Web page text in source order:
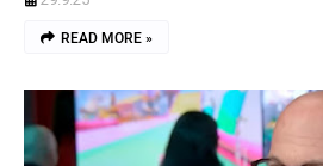
READ MORE »